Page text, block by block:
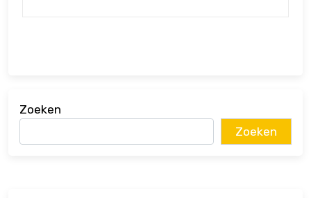
Zoeken
Zoeken